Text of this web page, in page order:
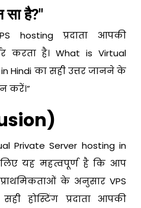
सा है?"
hosting प्रदाता आपकी
करता है। What is Virtual
Hindi का सही उत्तर जानने के
करें।”
Private Server hosting in
यह महत्वपूर्ण है कि आप
के अनुसार VPS
होस्टिंग प्रदाता आपकी